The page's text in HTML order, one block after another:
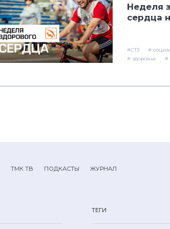
Неделя
сердца
#СТЗ
#
# здоровье
#
ТМК ТВ ПОДКАСТЫ ЖУРНАЛ
ТЕГИ